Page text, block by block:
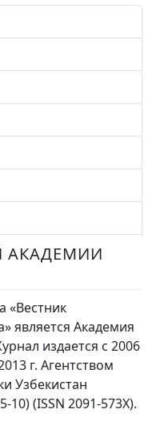
АКАДЕМИИ
«Вестник
является Академия
издается с 2006
г. Агентством
Узбекистан
(ISSN 2091-573Х).